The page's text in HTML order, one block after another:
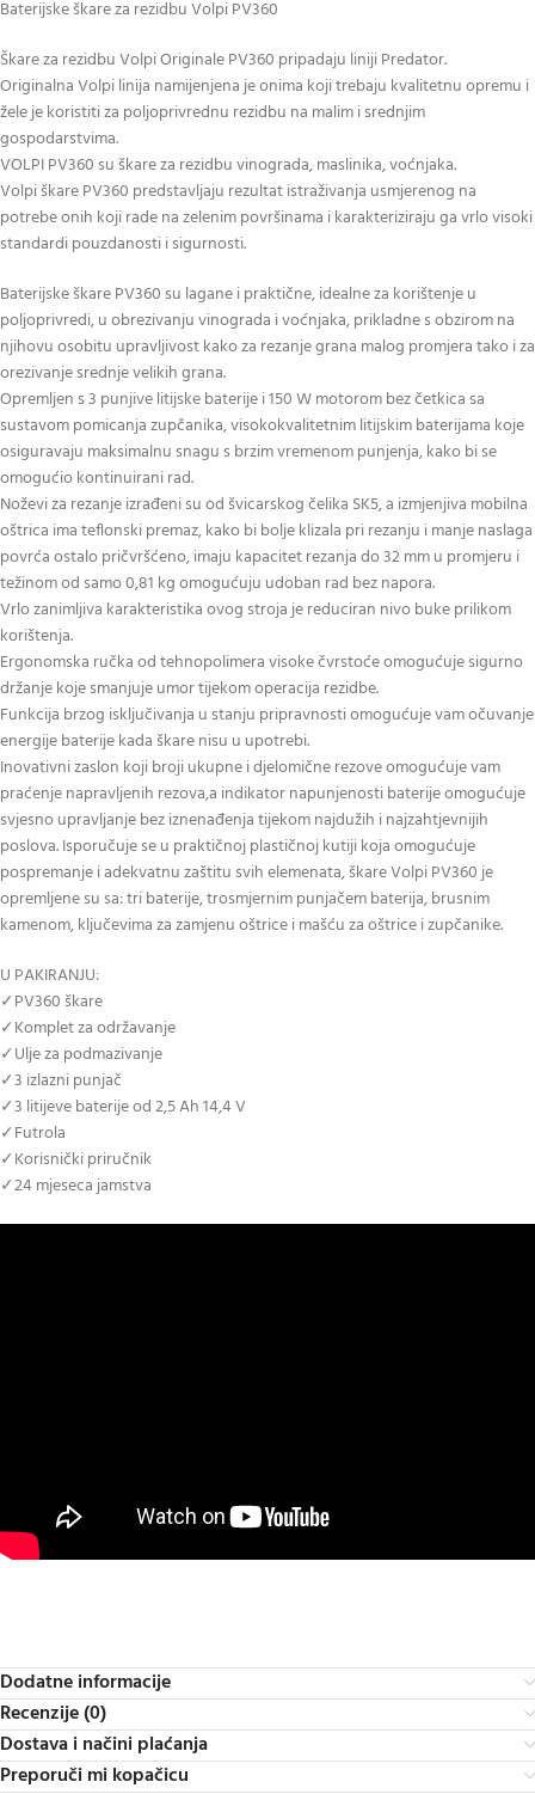
Baterijske škare za rezidbu Volpi PV360
Škare za rezidbu Volpi Originale PV360 pripadaju liniji Predator.
Originalna Volpi linija namijenjena je onima koji trebaju kvalitetnu opremu i
žele je koristiti za poljoprivrednu rezidbu na malim i srednjim
gospodarstvima.
VOLPI PV360 su škare za rezidbu vinograda, maslinika, voćnjaka.
Volpi škare PV360 predstavljaju rezultat istraživanja usmjerenog na
potrebe onih koji rade na zelenim površinama i karakteriziraju ga vrlo visoki
standardi pouzdanosti i sigurnosti.
Baterijske škare PV360 su lagane i praktične, idealne za korištenje u
poljoprivredi, u obrezivanju vinograda i voćnjaka, prikladne s obzirom na
njihovu osobitu upravljivost kako za rezanje grana malog promjera tako i za
orezivanje srednje velikih grana.
Opremljen s 3 punjive litijske baterije i 150 W motorom bez četkica sa
sustavom pomicanja zupčanika, visokokvalitetnim litijskim baterijama koje
osiguravaju maksimalnu snagu s brzim vremenom punjenja, kako bi se
omogućio kontinuirani rad.
Noževi za rezanje izrađeni su od švicarskog čelika SK5, a izmjenjiva mobilna
oštrica ima teflonski premaz, kako bi bolje klizala pri rezanju i manje naslaga
povrća ostalo pričvršćeno, imaju kapacitet rezanja do 32 mm u promjeru i
težinom od samo 0,81 kg omogućuju udoban rad bez napora.
Vrlo zanimljiva karakteristika ovog stroja je reduciran nivo buke prilikom
korištenja.
Ergonomska ručka od tehnopolimera visoke čvrstoće omogućuje sigurno
držanje koje smanjuje umor tijekom operacija rezidbe.
Funkcija brzog isključivanja u stanju pripravnosti omogućuje vam očuvanje
energije baterije kada škare nisu u upotrebi.
Inovativni zaslon koji broji ukupne i djelomične rezove omogućuje vam
praćenje napravljenih rezova,a indikator napunjenosti baterije omogućuje
svjesno upravljanje bez iznenađenja tijekom najdužih i najzahtjevnijih
poslova. Isporučuje se u praktičnoj plastičnoj kutiji koja omogućuje
pospremanje i adekvatnu zaštitu svih elemenata, škare Volpi PV360 je
opremljene su sa: tri baterije, trosmjernim punjačem baterija, brusnim
kamenom, ključevima za zamjenu oštrice i mašću za oštrice i zupčanike.
U PAKIRANJU:
✓PV360 škare
✓Komplet za održavanje
✓Ulje za podmazivanje
✓3 izlazni punjač
✓3 litijeve baterije od 2,5 Ah 14,4 V
✓Futrola
✓Korisnički priručnik
✓24 mjeseca jamstva
Dodatne informacije
Recenzije (0)
Dostava i načini plaćanja
Preporuči mi kopačicu